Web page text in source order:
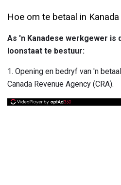
Hoe om te betaal in Kanada
As 'n Kanadese werkgewer is
loonstaat te bestuur:
1. Opening en bedryf van 'n
Canada Revenue Agency (CRA).